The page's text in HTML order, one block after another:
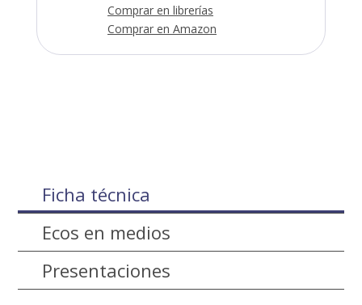
Comprar en librerías
Comprar en Amazon
Ficha técnica
Ecos en medios
Presentaciones